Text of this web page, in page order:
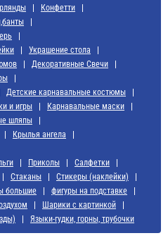
Конфетти
Украшение стола
Декоративные Свечи
Детские карнавальные костюмы
и игры
Карнавальные маски
шляпы
Крылья ангела
Приколы
Салфетки
Стаканы
Стикеры (наклейки)
большие
фигуры на подставке
Шарики с картинкой
Языки-гудки, горны, трубочки